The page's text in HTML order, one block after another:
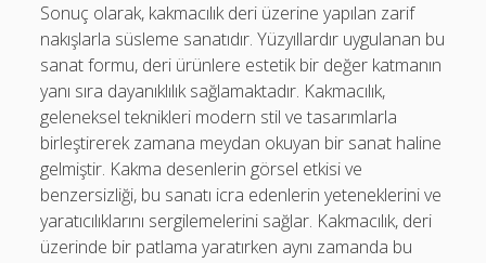
Sonuç olarak, kakmacılık deri üzerine yapılan zarif
nakışlarla süsleme sanatıdır. Yüzyıllardır uygulanan bu
sanat formu, deri ürünlere estetik bir değer katmanın
yanı sıra dayanıklılık sağlamaktadır. Kakmacılık,
geleneksel teknikleri modern stil ve tasarımlarla
birleştirerek zamana meydan okuyan bir sanat haline
gelmiştir. Kakma desenlerin görsel etkisi ve
benzersizliği, bu sanatı icra edenlerin yeteneklerini ve
yaratıcılıklarını sergilemelerini sağlar. Kakmacılık, deri
üzerinde bir patlama yaratırken aynı zamanda bu